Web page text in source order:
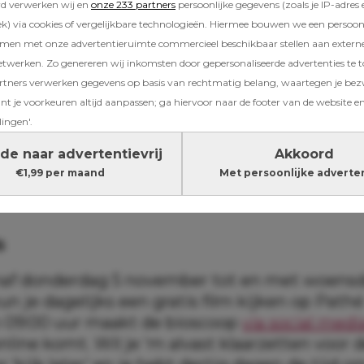
verwerken wij en onze 233 partners persoonlijke gegevens (zoals je IP-adres
via cookies of vergelijkbare technologieën. Hiermee bouwen we een
met onze advertentieruimte commercieel beschikbaar stellen aan
Zo genereren wij inkomsten door gepersonaliseerde advertenties te
verwerken gegevens op basis van rechtmatig belang, waartegen je
je voorkeuren altijd aanpassen; ga hiervoor naar de footer van de website
naar advertentievrij
€1,99 per maand
Akkoord
Met persoonlijke
vanEmily in Paris: het nieuwste aanbod van
Netflix mag je niet missen.
Nina de la Croix heeft samen met acteur
zijn partner René van Bakel twee bloedjes
kanaal
‘Nina en Co’
geeft ze een kijkje
Eerlijk, openhartig en met heel veel humor.
donderdag 5 november tot en met
je dagelijks een gratis film kijken op
09:00 uur maakt de bioscoop via social
komt. Wil je ‘m alvast klaarzetten voor